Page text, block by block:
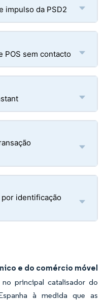
impulso da PSD2
POS sem contacto
identificação
e do comércio móvel
principal catalisador do
à medida que as